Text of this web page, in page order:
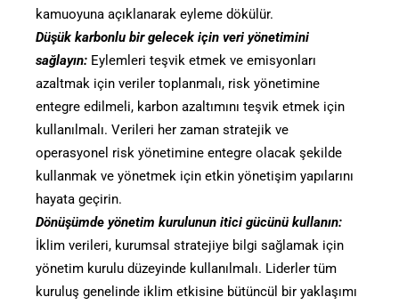
kamuoyuna açıklanarak eyleme dökülür.
Düşük karbonlu bir gelecek için veri yönetimini
sağlayın: Eylemleri teşvik etmek ve emisyonları
azaltmak için veriler toplanmalı, risk yönetimine
entegre edilmeli, karbon azaltımını teşvik etmek için
kullanılmalı. Verileri her zaman stratejik ve
operasyonel risk yönetimine entegre olacak şekilde
kullanmak ve yönetmek için etkin yönetişim yapılarını
hayata geçirin.
Dönüşümde yönetim kurulunun itici gücünü kullanın:
İklim verileri, kurumsal stratejiye bilgi sağlamak için
yönetim kurulu düzeyinde kullanılmalı. Liderler tüm
kuruluş genelinde iklim etkisine bütüncül bir yaklaşımı